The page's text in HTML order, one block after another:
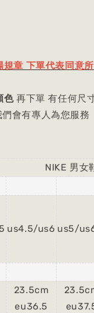
章 下單代表同意
色再下單 有任何尺
們會有專人為您服務
尺寸
us4.5/us6 us5/
23.5cm
eu36.5